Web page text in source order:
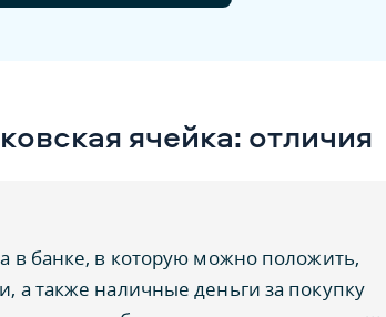
ячейка: отличия
в банке, в которую можно положить,
а также наличные деньги за покупку